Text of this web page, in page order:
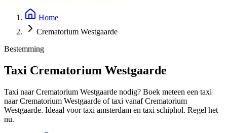
Home
Crematorium Westgaarde
Bestemming
Taxi Crematorium Westgaarde
Taxi naar Crematorium Westgaarde nodig? Boek meteen een taxi
naar Crematorium Westgaarde of taxi vanaf Crematorium
Westgaarde. Ideaal voor taxi amsterdam en taxi schiphol. Regel het
nu.